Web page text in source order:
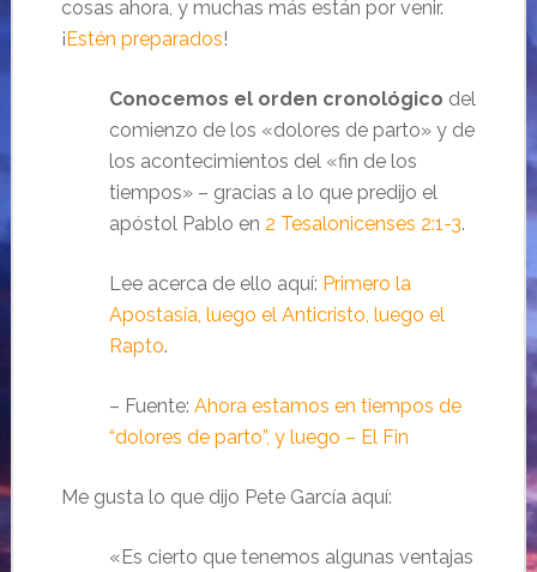
cosas ahora, y muchas más están por venir.
¡ Estén preparados!
Conocemos el orden cronológico del
comienzo de los «dolores de parto» y de
los acontecimientos del «fin de los
tiempos» – gracias a lo que predijo el
apóstol Pablo en 2 Tesalonicenses 2:1-3.
Lee acerca de ello aquí: Primero la
Apostasía, luego el Anticristo, luego el
Rapto.
– Fuente: Ahora estamos en tiempos de
“dolores de parto”, y luego – El Fin
Me gusta lo que dijo Pete García aquí:
«Es cierto que tenemos algunas ventajas